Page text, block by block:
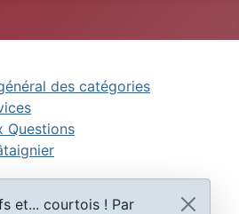
des catégories
Questions
et... courtois ! Par